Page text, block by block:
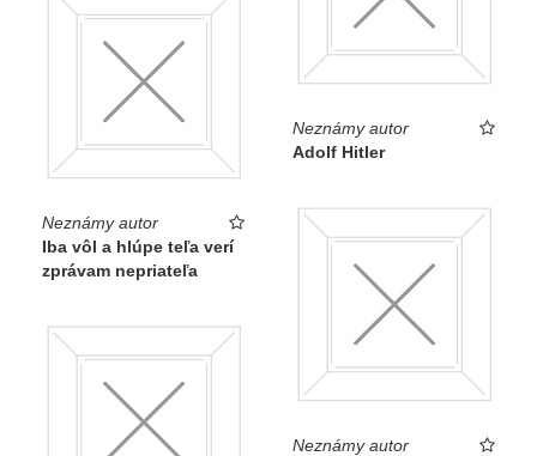
Neznámy autor
Adolf Hitler
Neznámy autor
Iba vôl a hlúpe teľa verí
zprávam nepriateľa
Neznámy autor